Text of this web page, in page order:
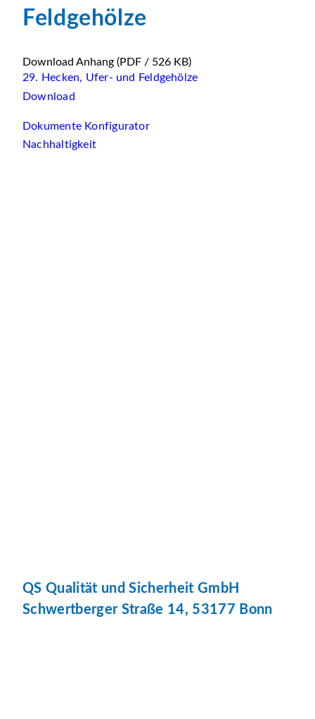
Feldgehölze
Download Anhang (PDF / 526 KB)
29. Hecken, Ufer- und Feldgehölze
Download
Dokumente Konfigurator
Nachhaltigkeit
QS Qualität und Sicherheit GmbH
Schwertberger Straße 14, 53177 Bonn